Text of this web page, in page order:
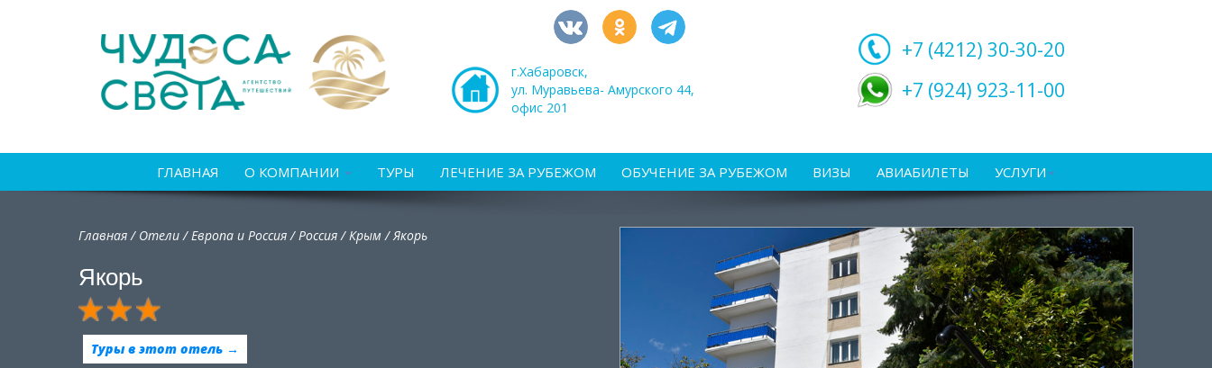
г.Хабаровск,
ул. Муравьева- Амурского 44,
офис 201
+7 (4212) 30-30-20
+7 (924) 923-11-00
ГЛАВНАЯ О КОМПАНИИ ТУРЫ ЛЕЧЕНИЕ ЗА РУБЕЖОМ ОБУЧЕНИЕ ЗА РУБЕЖОМ ВИЗЫ АВИАБИЛЕТЫ УСЛУГИ
Главная/ Отели/Европа и Россия/Россия/Крым /Якорь
Якорь
Туры в этот отель →